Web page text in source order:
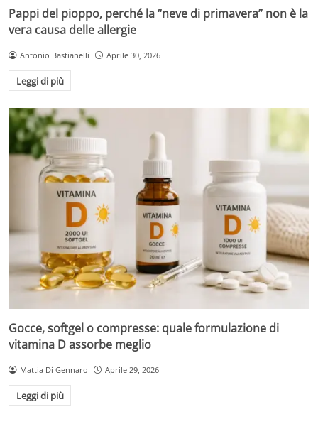
Pappi del pioppo, perché la “neve di primavera” non è la
vera causa delle allergie
Antonio Bastianelli Aprile 30, 2026
Leggi di più
Gocce, softgel o compresse: quale formulazione di
vitamina D assorbe meglio
Mattia Di Gennaro Aprile 29, 2026
Leggi di più